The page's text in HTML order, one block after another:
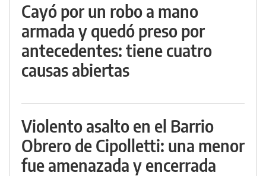
Cayó por un robo a mano
armada y quedó preso por
antecedentes: tiene cuatro
causas abiertas
Violento asalto en el Barrio
Obrero de Cipolletti: una menor
fue amenazada y encerrada